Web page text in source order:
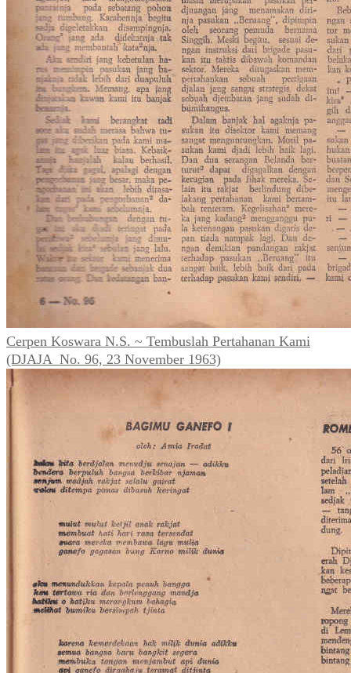
Cerpen Koswara N.S. ~ Tembuslah Pertahanan Kami
(DJAJA_No. 96, 23 November 1963)